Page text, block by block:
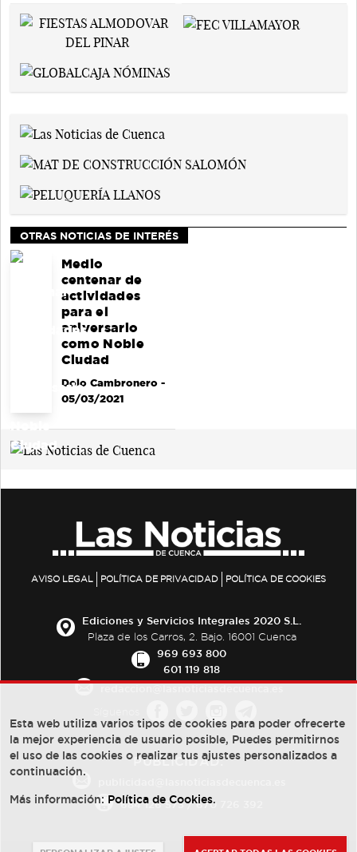
OTRAS NOTICIAS DE INTERÉS
Medio
centenar de
actividades
para el
aniversario
como Noble
Ciudad
Dolo Cambronero-
05/03/2021
AVISO LEGAL POLÍTICA DE PRIVACIDAD POLÍTICA DE COOKIES
Ediciones y Servicios Integrales 2020 S.L.
Plaza de los Carros, 2. Bajo. 16001 Cuenca
969 693 800
601 119 818
PUBLICIDAD:
684 126 573/670 726 392
Esta web utiliza varios tipos de cookies para poder ofrecerte
la mejor experiencia de usuario posible, Puedes permitirnos
el uso de las cookies o realizar tus ajustes personalizados a
continuación.
Más información: Política de Cookies.